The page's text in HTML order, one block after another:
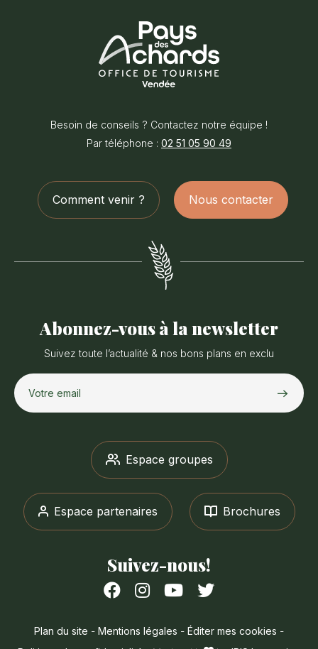
Tourisme
du
Achards
Besoin de conseils ? Contactez notre équipe !
Par téléphone : 02 51 05 90 49
Comment venir ? Nous contacter
Abonnez-vous à la newsletter
Suivez toute l’actualité & nos bons plans en exclu
Votre email
Espace groupes
Espace partenaires Brochures
Suivez-nous!
Suivez-
sur
Facebook
Suivez-
sur
Instagram
Suivez-
sur
Youtube
Suivez-
sur
Twitter
Plan du site - Mentions légales - Éditer mes cookies -